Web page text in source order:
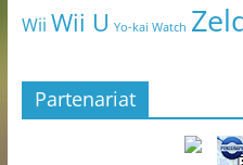
Wii Wii U Yo-kai Watch
Partenariat